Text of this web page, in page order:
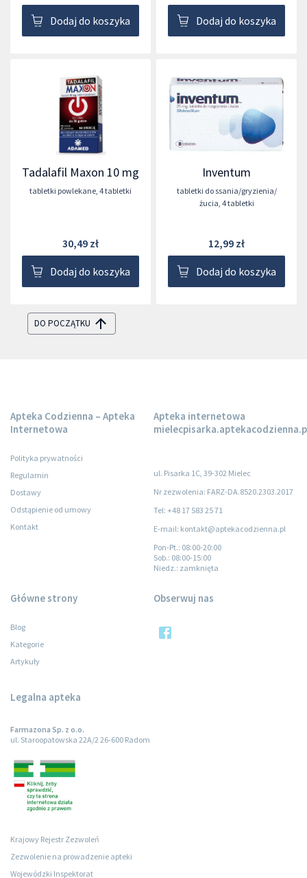
Dodaj do koszyka Dodaj do koszyka
Tadalafil Maxon 10 mg
tabletki powlekane, 4 tabletki
30,49 zł
Dodaj do koszyka
Inventum
tabletki do ssania/gryzienia/
żucia, 4 tabletki
12,99 zł
Dodaj do koszyka
DO POCZĄTKU
Apteka Codzienna – Apteka
Internetowa
Polityka prywatności
Regulamin
Dostawy
Odstąpienie od umowy
Kontakt
Apteka internetowa
ul. Pisarka 1C, 39-302 Mielec
Nr zezwolenia: FARZ-DA.8520.2303.2017
Tel: +48 17 583 25 71
E-mail: kontakt@aptekacodzienna.pl
Pon-Pt.: 08:00-20:00
Sob.: 08:00-15:00
Niedz.: zamknięta
Główne strony
Blog
Kategorie
Artykuły
Legalna apteka
Farmazona Sp. z o.o.
ul. Staroopatowska 22A/2 26-600 Radom
Krajowy Rejestr Zezwoleń
Zezwolenie na prowadzenie apteki
Wojewódzki Inspektorat
Obserwuj nas